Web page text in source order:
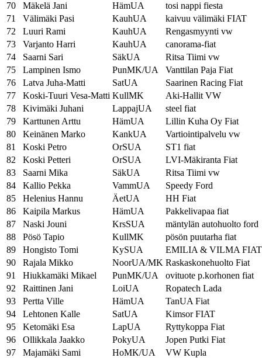
70
Mäkelä Jani HämUA
tosi nappi fiesta
71
Välimäki Pasi KauhUA
kaivuu välimäki FIAT
72
Luuri Rami KauhUA
Rengasmyynti vw
73
Varjanto Harri KauhUA
canorama-fiat
74
Saarni Sari SäkUA
Ritsa Tiimi vw
75
Lampinen Ismo PunMK/UA
Vanttilan Paja Fiat
76
Latva Juha-Matti SatUA
Saarinen Racing Fiat
77
Koski-Tuuri Vesa-Matti KullMK
Aki-Hallit VW
78
Kivimäki Juhani LappajUA
steel fiat
79
Karttunen Arttu HämUA
Lillin Kuha Oy Fiat
80
Keinänen Marko KankUA
Vartiointipalvelu vw
81
Koski Petro OrSUA
ST1 fiat
82
Koski Petteri OrSUA
LVI-Mäkiranta Fiat
83
Saarni Mika SäkUA
Ritsa Tiimi vw
84
Kallio Pekka VammUA
Speedy Ford
85
Helenius Hannu ÄetUA
HH Fiat
86
Kaipila Markus HämUA
Pakkelivapaa fiat
87
Naski Jouni KrsSUA
mäntylän autohuolto ford
88
Pösö Tapio KullMK
pösön puutarha fiat
89
Hongisto Tomi KySUA
EMILIA & VILMA FIAT
90
Rajala Mikko NoorUA/MK Raskaskonehuolto Fiat
91
Hiukkamäki Mikael PunMK/UA
ovituote p.korhonen fiat
92
Raittinen Jani LoiUA
Ropatech Lada
93
Pertta Ville HämUA
TanUA Fiat
94
Lehtonen Kalle SatUA
Kimsor FIAT
95
Ketomäki Esa LapUA
Ryttykoppa Fiat
96
Ollikkala Jaakko PokyUA
Jopen Putki Fiat
97
Majamäki Sami HoMK/UA
VW Kupla